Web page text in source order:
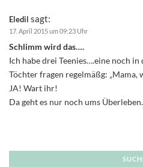
Eledil sagt:
17. April 2015 um 09:23 Uhr
Schlimm wird das….
Ich habe drei Teenies….eine noch
Töchter fragen regelmäßg: „Mama,
JA! Wart ihr!
Da geht es nur noch ums Überleben.